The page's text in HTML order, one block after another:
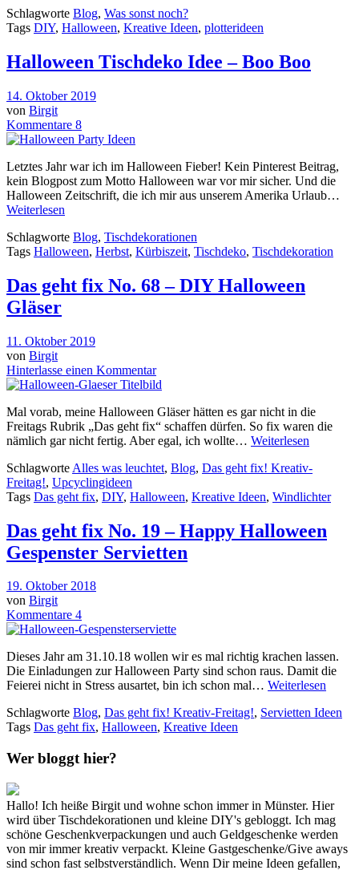
Schlagworte Blog, Was sonst noch?
Tags DIY, Halloween, Kreative Ideen, plotterideen
Halloween Tischdeko Idee – Boo Boo
14. Oktober 2019
von Birgit
Kommentare 8
Letztes Jahr war ich im Halloween Fieber! Kein Pinterest Beitrag,
kein Blogpost zum Motto Halloween war vor mir sicher. Und die
Halloween Zeitschrift, die ich mir aus unserem Amerika Urlaub…
Weiterlesen
Schlagworte Blog, Tischdekorationen
Tags Halloween, Herbst, Kürbiszeit, Tischdeko, Tischdekoration
Das geht fix No. 68 – DIY Halloween
Gläser
11. Oktober 2019
von Birgit
Hinterlasse einen Kommentar
Mal vorab, meine Halloween Gläser hätten es gar nicht in die
Freitags Rubrik „Das geht fix“ schaffen dürfen. So fix waren die
nämlich gar nicht fertig. Aber egal, ich wollte… Weiterlesen
Schlagworte Alles was leuchtet, Blog, Das geht fix! Kreativ-
Freitag!, Upcyclingideen
Tags Das geht fix, DIY, Halloween, Kreative Ideen, Windlichter
Das geht fix No. 19 – Happy Halloween
Gespenster Servietten
19. Oktober 2018
von Birgit
Kommentare 4
Dieses Jahr am 31.10.18 wollen wir es mal richtig krachen lassen.
Die Einladungen zur Halloween Party sind schon raus. Damit die
Feierei nicht in Stress ausartet, bin ich schon mal… Weiterlesen
Schlagworte Blog, Das geht fix! Kreativ-Freitag!, Servietten Ideen
Tags Das geht fix, Halloween, Kreative Ideen
Wer bloggt hier?
Hallo! Ich heiße Birgit und wohne schon immer in Münster. Hier
wird über Tischdekorationen und kleine DIY's gebloggt. Ich mag
schöne Geschenkverpackungen und auch Geldgeschenke werden
von mir immer kreativ verpackt. Kleine Gastgeschenke/Give aways
sind schon fast selbstverständlich. Wenn Dir meine Ideen gefallen,